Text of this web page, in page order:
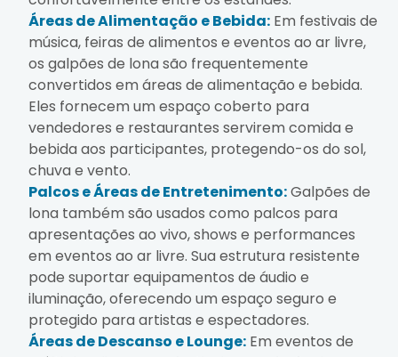
Áreas de Alimentação e Bebida: Em festivais de
música, feiras de alimentos e eventos ao ar livre,
os galpões de lona são frequentemente
convertidos em áreas de alimentação e bebida.
Eles fornecem um espaço coberto para
vendedores e restaurantes servirem comida e
bebida aos participantes, protegendo-os do sol,
chuva e vento.
Palcos e Áreas de Entretenimento:Galpões de
lona também são usados como palcos para
apresentações ao vivo, shows e performances
em eventos ao ar livre. Sua estrutura resistente
pode suportar equipamentos de áudio e
iluminação, oferecendo um espaço seguro e
protegido para artistas e espectadores.
Áreas de Descanso e Lounge: Em eventos de